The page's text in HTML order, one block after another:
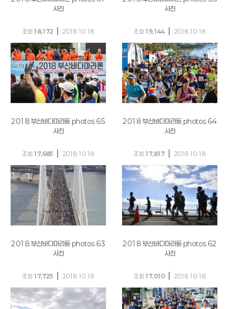
사진
조회 18,172 2018.10.18
사진
조회 19,144 2018.10.18
2018 부산바다마라톤 photos 65
사진
조회 17,685 2018.10.18
2018 부산바다마라톤 photos 64
사진
조회 17,817 2018.10.18
2018 부산바다마라톤 photos 63
사진
조회 17,725 2018.10.18
2018 부산바다마라톤 photos 62
사진
조회 17,010 2018.10.18